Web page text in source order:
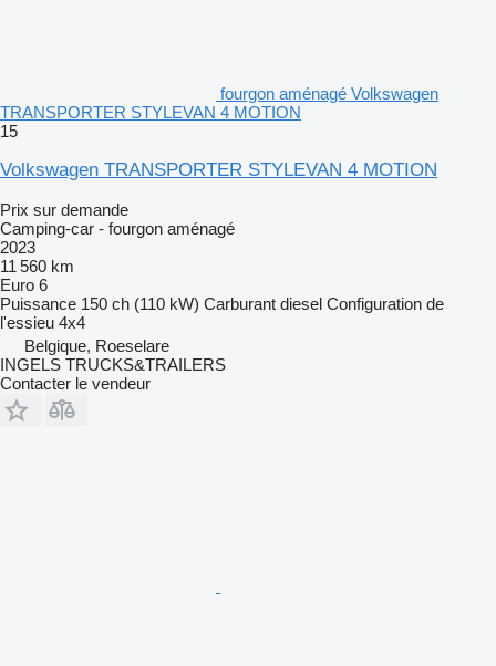
fourgon aménagé Volkswagen
TRANSPORTER STYLEVAN 4 MOTION
15
Volkswagen TRANSPORTER STYLEVAN 4 MOTION
Prix sur demande
Camping-car - fourgon aménagé
2023
11 560 km
Euro 6
Puissance 150 ch (110 kW) Carburant diesel Configuration de
l'essieu 4x4
Belgique, Roeselare
INGELS TRUCKS&TRAILERS
Contacter le vendeur